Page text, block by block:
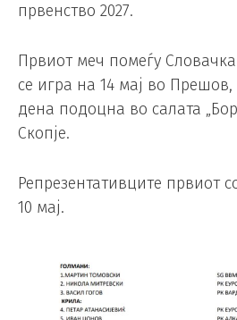
првенство 2027.
Првиот меч помеѓу
се игра на 14 мај во
дена подоцна во салата
Скопје.
Репрезентативците првиот
10 мај.